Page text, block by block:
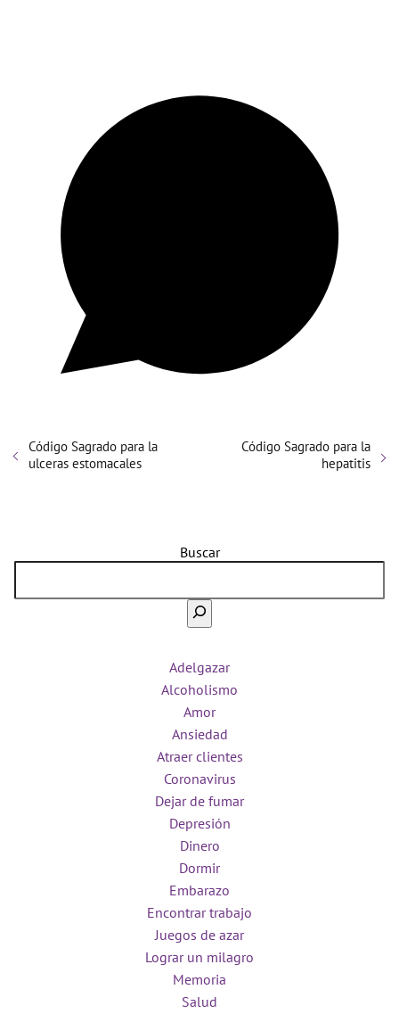
Código Sagrado para la
ulceras estomacales
Código Sagrado para la
hepatitis
Buscar
Adelgazar
Alcoholismo
Amor
Ansiedad
Atraer clientes
Coronavirus
Dejar de fumar
Depresión
Dinero
Dormir
Embarazo
Encontrar trabajo
Juegos de azar
Lograr un milagro
Memoria
Salud